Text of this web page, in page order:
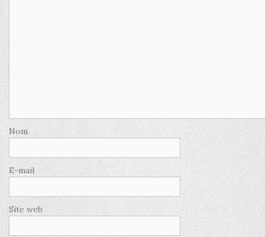
Nom
E-mail
Site web